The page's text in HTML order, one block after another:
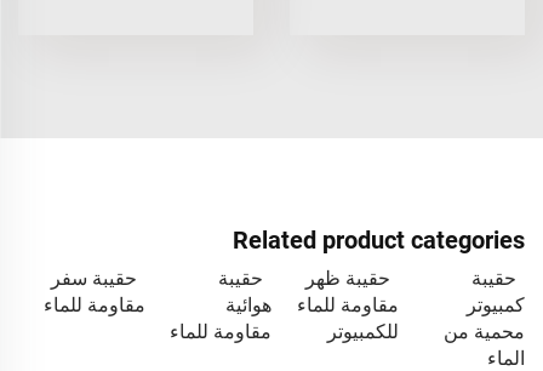
Related product categories
حقيبة
كمبيوتر
محمية من
الماء
حقيبة ظهر
مقاومة للماء
للكمبيوتر
حقيبة
هوائية
مقاومة للماء
حقيبة سفر
مقاومة للماء